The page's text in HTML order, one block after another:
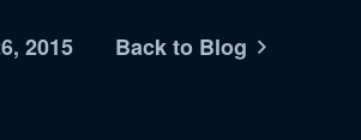
2015 Back to Blog